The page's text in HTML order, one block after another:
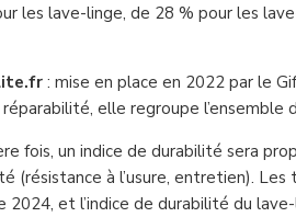
les lave-linge, de 28 % pour les
: mise en place en 2022 par le
elle regroupe l’ensemble
fois, un indice de durabilité sera
(résistance à l’usure, entretien).
et l’indice de durabilité du